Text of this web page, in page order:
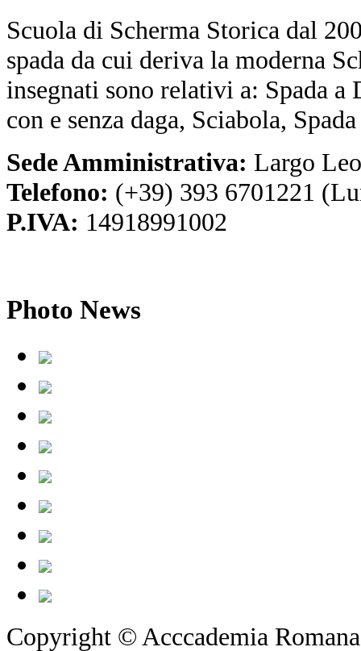
Scuola di Scherma Storica dal
spada da cui deriva la moderna
insegnati sono relativi a: Spada a
con e senza daga, Sciabola,
Sede Amministrativa: Largo
Telefono: (+39) 393 6701221
P.IVA: 14918991002
Photo News
Copyright © Acccademia